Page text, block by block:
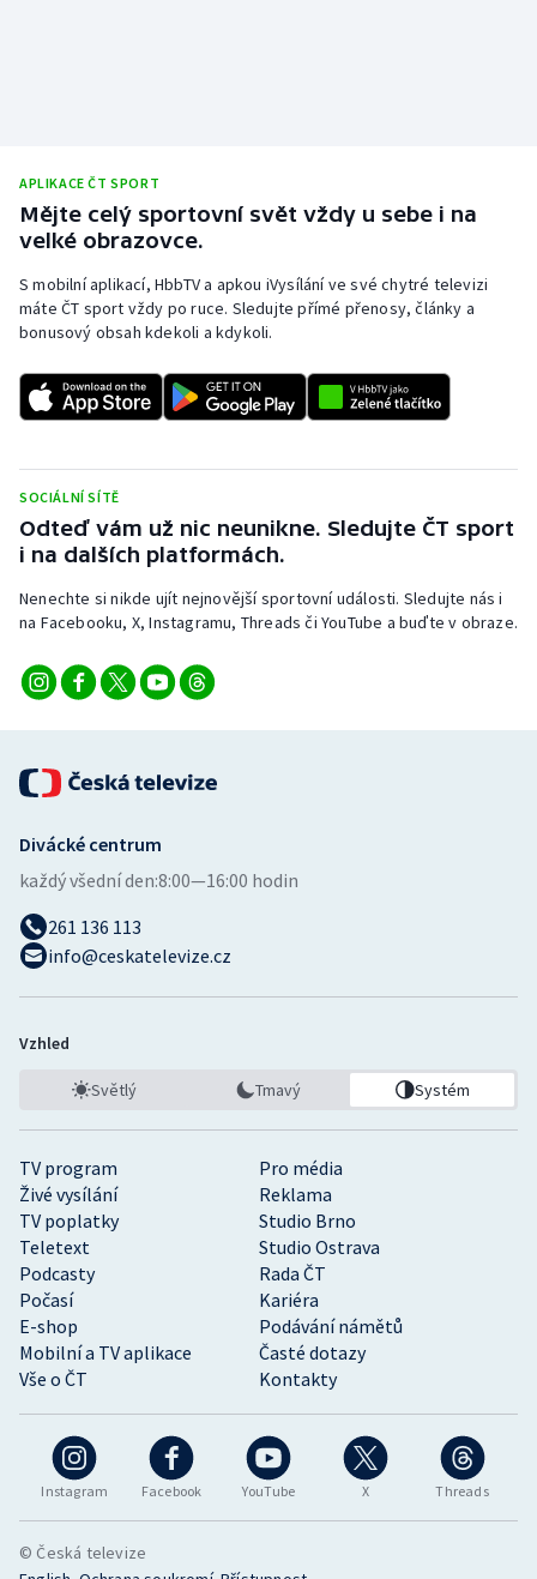
APLIKACE ČT SPORT
Mějte celý sportovní svět vždy u sebe i na
velké obrazovce.
S mobilní aplikací, HbbTV a apkou iVysílání ve své chytré televizi
máte ČT sport vždy po ruce. Sledujte přímé přenosy, články a
bonusový obsah kdekoli a kdykoli.
SOCIÁLNÍ SÍTĚ
Odteď vám už nic neunikne. Sledujte ČT sport
i na dalších platformách.
Nenechte si nikde ujít nejnovější sportovní události. Sledujte nás i
na Facebooku, X, Instagramu, Threads či YouTube a buďte v obraze.
Instagram Facebook YouTube X Threads
TV program
Pro média
Živé vysílání
Reklama
TV poplatky
Studio Brno
Teletext
Studio Ostrava
Podcasty
Rada ČT
Počasí
Kariéra
E-shop
Podávání námětů
Mobilní a TV aplikace
Časté dotazy
Vše o ČT
Kontakty
Divácké centrum
každý všední den:8:00—16:00 hodin
261 136 113
info@ceskatelevize.cz
Vzhled
Světlý Tmavý Systém
© Česká televize